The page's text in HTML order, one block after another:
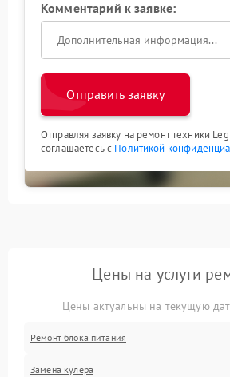
Комментарий к заявке:
Отправить заявку
Отправляя заявку на ремонт техники
соглашаетесь с Политикой
Цены на услуги
Цены актуальны на текущую
Ремонт блока питания
Замена кулера